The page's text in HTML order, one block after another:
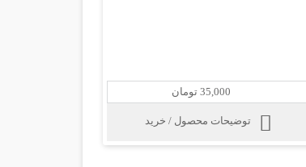
35,000 تومان
توضیحات محصول / خرید